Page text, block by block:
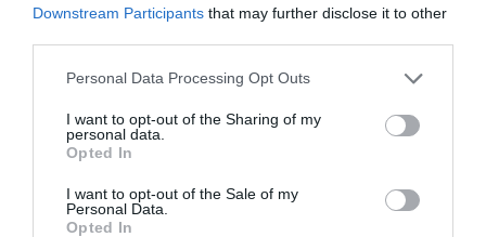
Downstream Participants that may further disclose it to other
Please note that this website/app uses one or more Google
not limited to your visit or usage behaviour. You may click to
grant or deny consent to Google and its third-party tags to
use your data for below specified purposes in below Google
consent section.
Personal Data Processing Opt Outs
I want to opt-out of the Sharing of my
personal data.
Opted In
I want to opt-out of the Sale of my
Personal Data.
Opted In